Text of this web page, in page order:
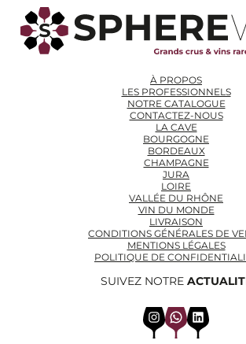
À PROPOS
LES PROFESSIONNELS
NOTRE CATALOGUE
CONTACTEZ-NOUS
LA CAVE
BOURGOGNE
BORDEAUX
CHAMPAGNE
JURA
LOIRE
VALLÉE DU RHÔNE
VIN DU MONDE
LIVRAISON
CONDITIONS GÉNÉRALES DE
MENTIONS LÉGALES
POLITIQUE DE
SUIVEZ NOTRE
InstagramWhatsApp LinkedIn